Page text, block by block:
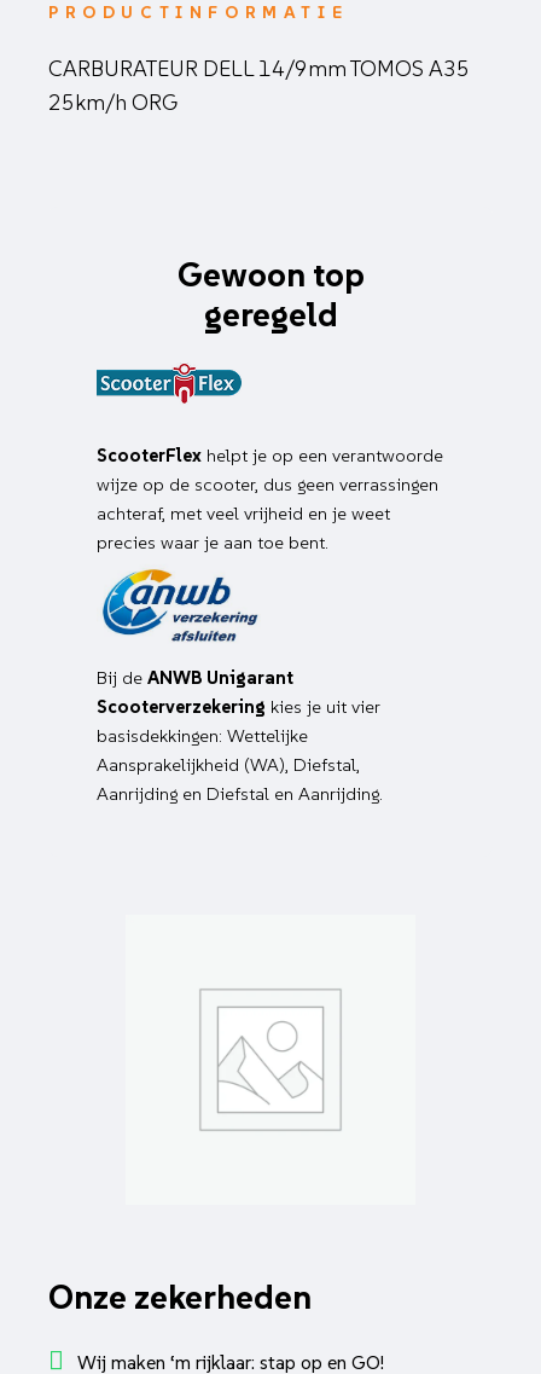
PRODUCTINFORMATIE
CARBURATEUR DELL 14/9mm TOMOS A35
25km/h ORG
Gewoon top
geregeld
ScooterFlex helpt je op een verantwoorde
wijze op de scooter, dus geen verrassingen
achteraf, met veel vrijheid en je weet
precies waar je aan toe bent.
Bij de ANWB Unigarant
Scooterverzekering kies je uit vier
basisdekkingen: Wettelijke
Aansprakelijkheid (WA), Diefstal,
Aanrijding en Diefstal en Aanrijding.
Onze zekerheden
Wij maken ‘m rijklaar: stap op en GO!